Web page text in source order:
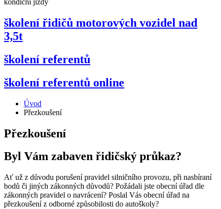
kondiční jízdy
školení řidičů motorových vozidel nad
3,5t
školení referentů
školení referentů online
Úvod
Přezkoušení
Přezkoušení
Byl Vám zabaven řidičský průkaz?
Ať už z důvodu porušení pravidel silničního provozu, při nasbíraní
bodů či jiných zákonných důvodů? Požádali jste obecní úřad dle
zákonných pravidel o navrácení? Poslal Vás obecní úřad na
přezkoušení z odborné způsobilosti do autoškoly?